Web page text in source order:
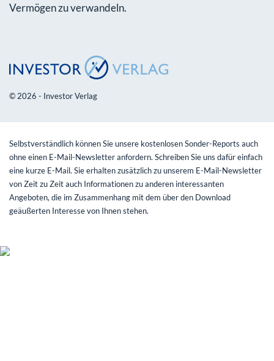
Vermögen zu verwandeln.
© 2026 - Investor Verlag
Selbstverständlich können Sie unsere kostenlosen Sonder-Reports auch
ohne einen E-Mail-Newsletter anfordern. Schreiben Sie uns dafür einfach
eine kurze E-Mail. Sie erhalten zusätzlich zu unserem E-Mail-Newsletter
von Zeit zu Zeit auch Informationen zu anderen interessanten
Angeboten, die im Zusammenhang mit dem über den Download
geäußerten Interesse von Ihnen stehen.